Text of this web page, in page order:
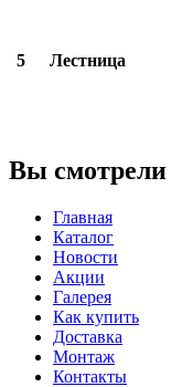
5 Лестница
Вы смотрели
Главная
Каталог
Новости
Акции
Галерея
Как купить
Доставка
Монтаж
Контакты